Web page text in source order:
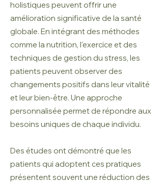
holistiques peuvent offrir une
amélioration significative de la santé
globale. En intégrant des méthodes
comme la nutrition, l'exercice et des
techniques de gestion du stress, les
patients peuvent observer des
changements positifs dans leur vitalité
et leur bien-être. Une approche
personnalisée permet de répondre aux
besoins uniques de chaque individu.
Des études ont démontré que les
patients qui adoptent ces pratiques
présentent souvent une réduction des